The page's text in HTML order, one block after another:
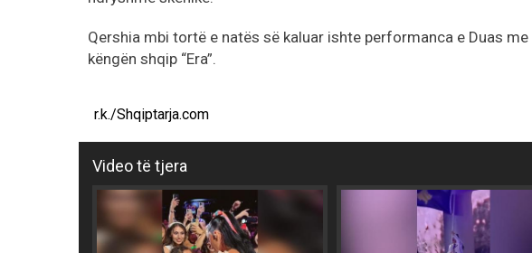
Qershia mbi tortë e natës së kaluar ishte performanca e Duas me
këngën shqip “Era”.
r.k./Shqiptarja.com
Video të tjera